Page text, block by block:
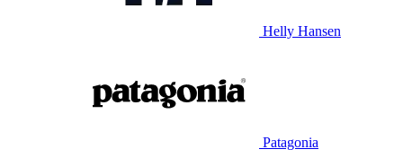
Helly Hansen
Patagonia